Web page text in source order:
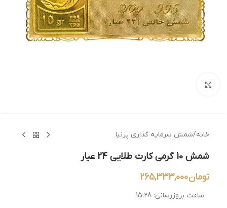
خانه/شمش سرمایه گذاری پرنیا
شمش 10 گرمی کارت طلایی 24 عیار
تومان
ساعت بروزرسانی: 15:28